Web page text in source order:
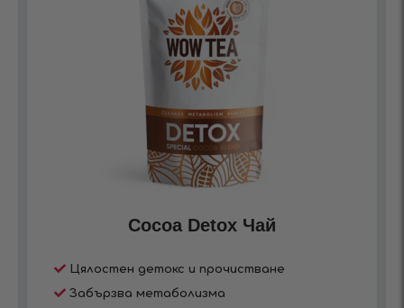
Cocoa Detox Чай
Цялостен детокс и прочистване
Забързва метаболизма